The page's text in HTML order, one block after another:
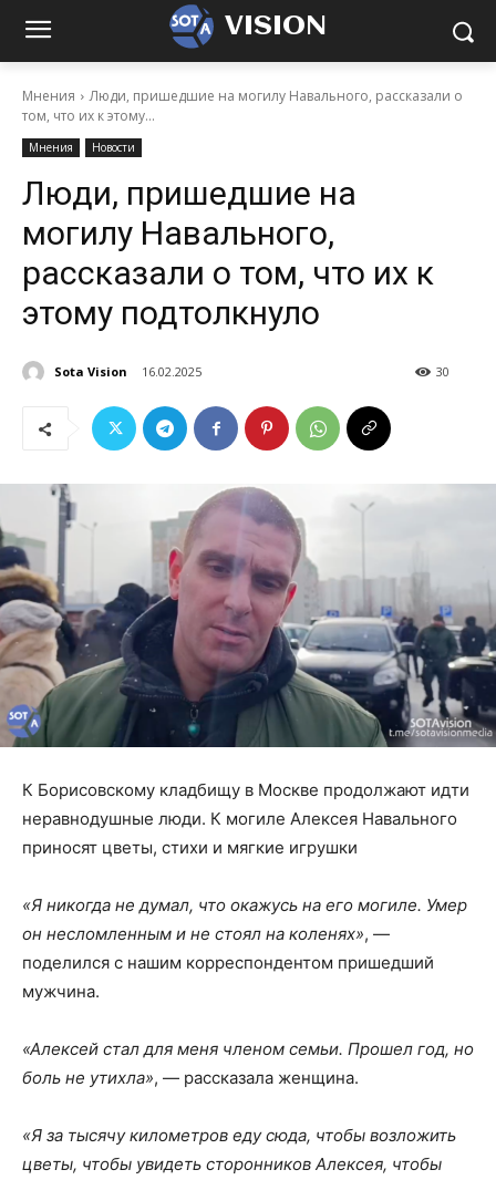
VISION
Мнения
Люди, пришедшие на могилу Навального, рассказали о
том, что их к этому...
Мнения Новости
Люди, пришедшие на
могилу Навального,
рассказали о том, что их к
этому подтолкнуло
Sota Vision 16.02.2025 30
К Борисовскому кладбищу в Москве продолжают идти
неравнодушные люди. К могиле Алексея Навального
приносят цветы, стихи и мягкие игрушки
«Я никогда не думал, что окажусь на его могиле. Умер
он несломленным и не стоял на коленях», —
поделился с нашим корреспондентом пришедший
мужчина.
«Алексей стал для меня членом семьи. Прошел год, но
боль не утихла», — рассказала женщина.
«Я за тысячу километров еду сюда, чтобы возложить
цветы, чтобы увидеть сторонников Алексея, чтобы